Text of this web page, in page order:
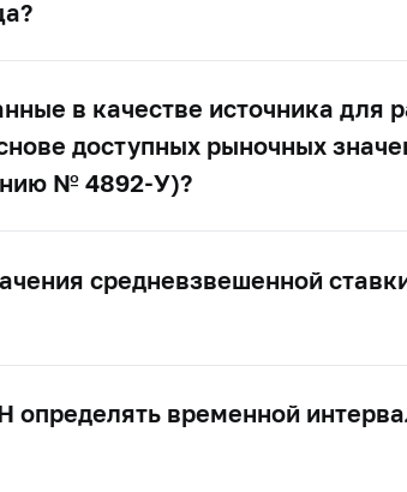
в качестве источника для
доступных рыночных
№4892-У)?
средневзвешенной
определять временной